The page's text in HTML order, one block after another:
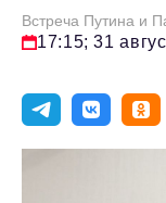
Встреча Путина и
17:15; 31